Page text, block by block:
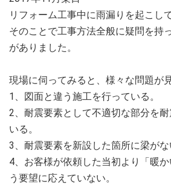
リフォーム工事中に雨漏りを起こして
そのことで工事方法全般に疑問を持
がありました。
現場に伺ってみると、様々な問題が
1、図面と違う施工を行っている。
2、耐震要素として不適切な部分を
いる。
3、耐震要素を新設した箇所に梁がな
4、お客様が依頼した当初より「暖
う要望に応えていない。